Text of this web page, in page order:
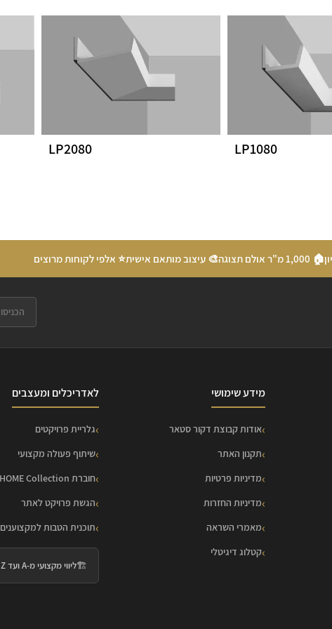
LP1080
LP2080
🏠 1,000 מ"ר אולם תצוגה 🎨 עיצוב מותאם אישית⭐ אלפי לקוחות מרוצים
מידע שימושי
אודות קבוצת דקור סטאר
תקנון האתר
מדיניות פרטיות
מדיניות החזרות
מאמרי השראה
קטלוג דיגיטלי
לאדריכלים ומעצבים
גלריית פרויקטים
שיתוף פעולה מקצועי
חוברת HOME Collection
הגשת פרויקט לאתר
תוכנית הטבות למקצוענים
🏗️ליווי מקצועי מ-A ועד Z